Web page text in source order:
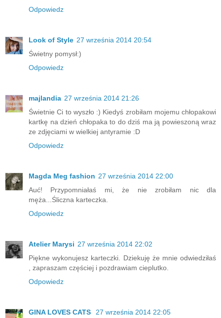
Odpowiedz
Look of Style 27 września 2014 20:54
Świetny pomysł:)
Odpowiedz
majlandia 27 września 2014 21:26
Świetnie Ci to wyszło :) Kiedyś zrobiłam mojemu chłopakowi
kartkę na dzień chłopaka to do dziś ma ją powieszoną wraz
ze zdjęciami w wielkiej antyramie :D
Odpowiedz
Magda Meg fashion 27 września 2014 22:00
Auć! Przypomniałaś mi, że nie zrobiłam nic dla
męża...Śliczna karteczka.
Odpowiedz
Atelier Marysi 27 września 2014 22:02
Piękne wykonujesz karteczki. Dziekuję że mnie odwiedziłaś
, zapraszam częściej i pozdrawiam cieplutko.
Odpowiedz
GINA LOVES CATS
27 września 2014 22:05